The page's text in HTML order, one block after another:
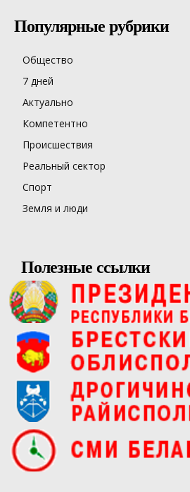
Популярные рубрики
Общество
7 дней
Актуально
Компетентно
Происшествия
Реальный сектор
Спорт
Земля и люди
Полезные ссылки